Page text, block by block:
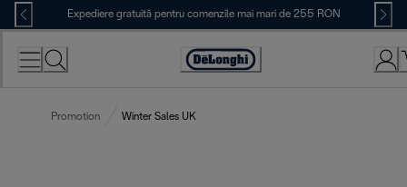
Skip
to
Content
Expediere gratuită pentru comenzile mai mari de 255 RON
Accessibility
Promotion Winter Sales UK